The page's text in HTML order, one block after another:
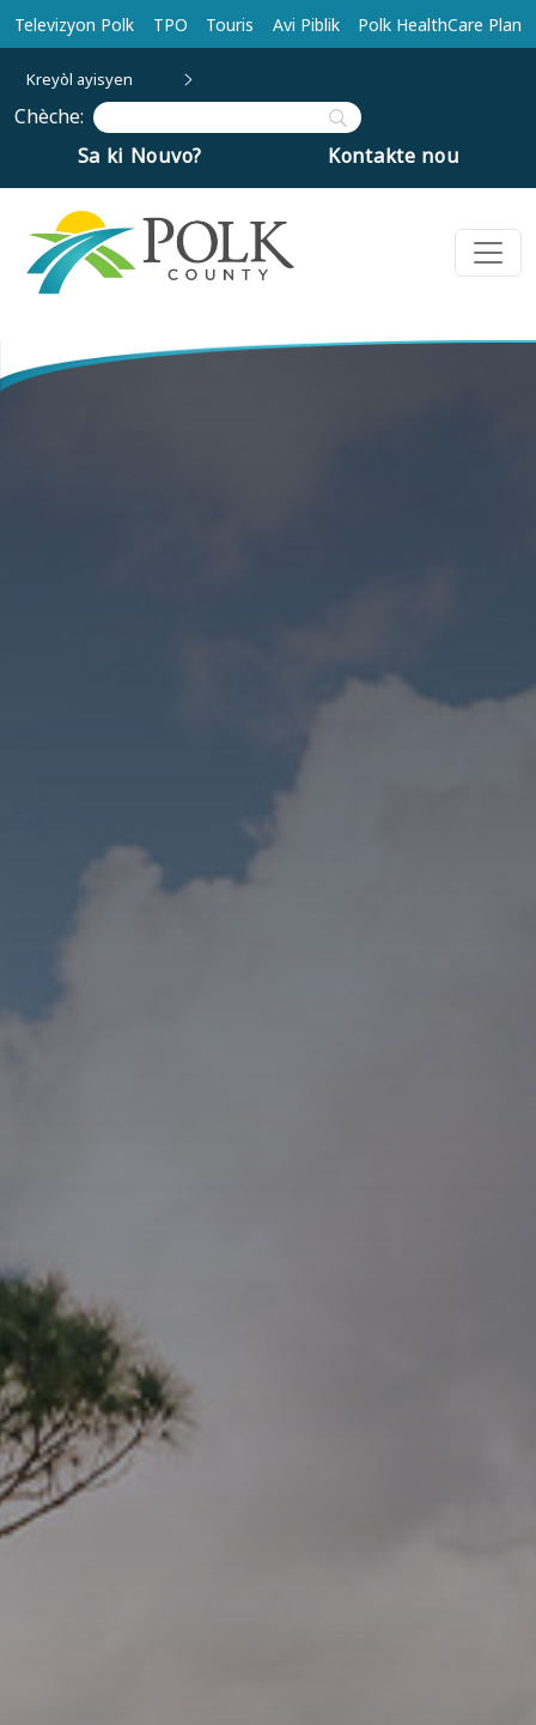
Ale nan kontni prensipal la
Televizyon Polk TPO Touris Avi Piblik Polk HealthCare Plan
Kreyòl ayisyen
Chèche:
Sa ki Nouvo?
Kontakte nou